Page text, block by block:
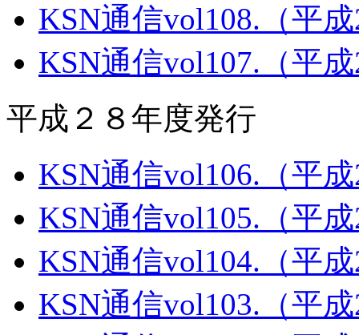
KSN通信vol108.（平
KSN通信vol107.（平
平成２８年度発行
KSN通信vol106.（平
KSN通信vol105.（平
KSN通信vol104.（平
KSN通信vol103.（平